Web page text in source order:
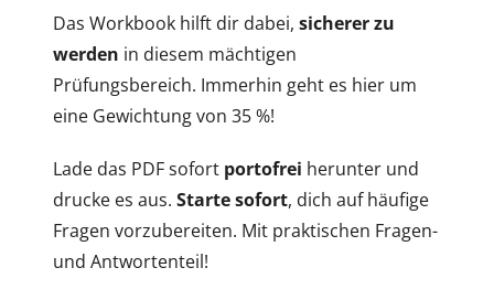
Das Workbook hilft dir dabei, sicherer zu
werden in diesem mächtigen
Prüfungsbereich. Immerhin geht es hier um
eine Gewichtung von 35 %!
Lade das PDF sofort portofrei herunter und
drucke es aus. Starte sofort, dich auf häufige
Fragen vorzubereiten. Mit praktischen Fragen-
und Antwortenteil!